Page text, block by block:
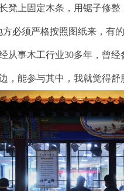
上固定木条，用锯子修
必须严格按照图纸来，有
事木工行业30多年，曾
，能参与其中，我就觉得舒